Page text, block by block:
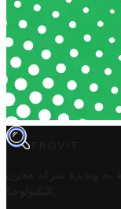
TROVIT
به وتديره
شركة مخزن
التكنولوجيا